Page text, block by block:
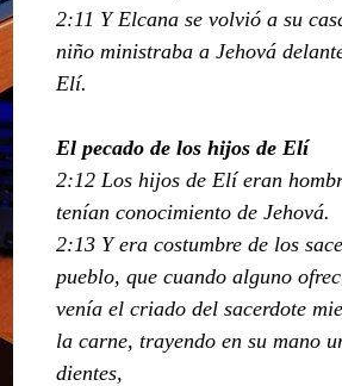
2:11 Y Elcana se volvió a su
niño ministraba a Jehová
Elí.
El pecado de los hijos de Elí
2:12 Los hijos de Elí eran
tenían conocimiento de Jehová.
2:13 Y era costumbre de los
pueblo, que cuando alguno
venía el criado del sacerdote
la carne, trayendo en su mano
dientes,